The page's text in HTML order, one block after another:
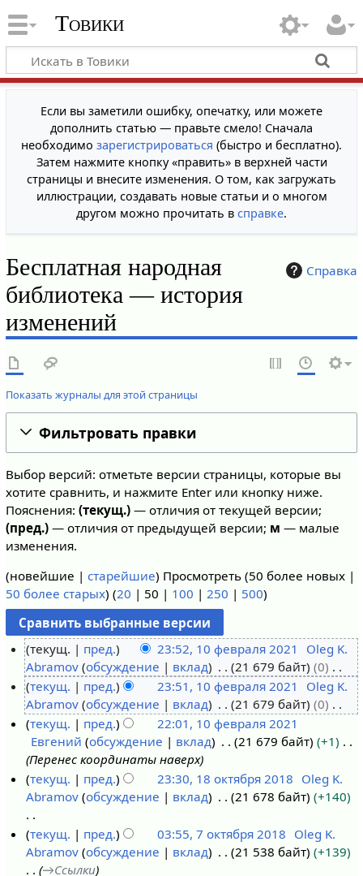
Товики
Если вы заметили ошибку, опечатку, или можете
дополнить статью — правьте смело! Сначала
необходимо зарегистрироваться (быстро и бесплатно).
Затем нажмите кнопку «править» в верхней части
страницы и внесите изменения. О том, как загружать
иллюстрации, создавать новые статьи и о многом
другом можно прочитать в справке.
Справка
Бесплатная народная
библиотека — история
изменений
Показать журналы для этой страницы
Фильтровать правки
Выбор версий: отметьте версии страницы, которые вы
хотите сравнить, и нажмите Enter или кнопку ниже.
Пояснения: (текущ.)— отличия от текущей версии;
(пред.)— отличия от предыдущей версии; м — малые
изменения.
(новейшие | старейшие) Просмотреть (50 более новых|
50 более старых) (20 | 50 | 100 | 250 | 500)
0
е
а
2
текущ. пред. 23:52, 10 февраля 2021
Oleg K.
Abramov обсуждение вклад 21 679 байт
0
Н
е
т
о
п
и
с
н
и
текущ. пред. 23:51, 10 февраля 2021
Oleg K.
Abramov обсуждение вклад 21 679 байт
0
Н
е
т
о
п
с
а
текущ. пред.
22:01, 10 февраля 2021
Евгений обсуждение вклад 21 679 байт
+1
Перенес координаты наверх
о
текущ. пред. 23:30, 18 октября 2018 Oleg K.
Abramov обсуждение вклад 21 678 байт +140
Н
е
текущ. пред. 03:55, 7 октября 2018 Oleg K.
Abramov обсуждение вклад 21 538 байт
+139
→Ссылки